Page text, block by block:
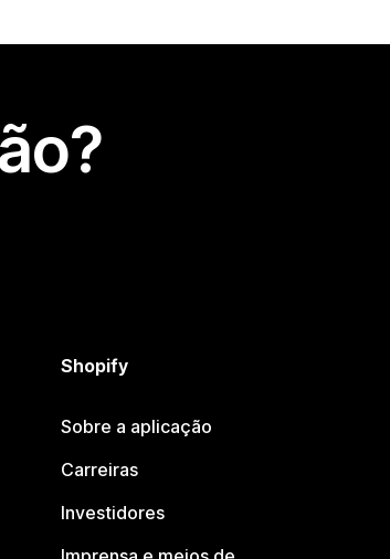
Shopify
Sobre a aplicação
Carreiras
Investidores